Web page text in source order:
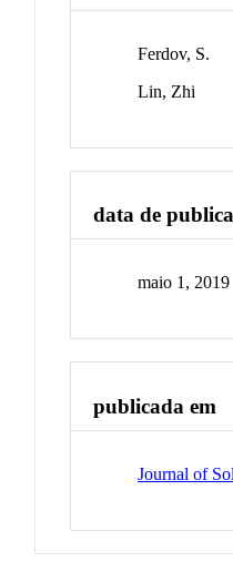
Ferdov, S.
Lin, Zhi
data de
maio 1, 2019
publicada em
Journal of